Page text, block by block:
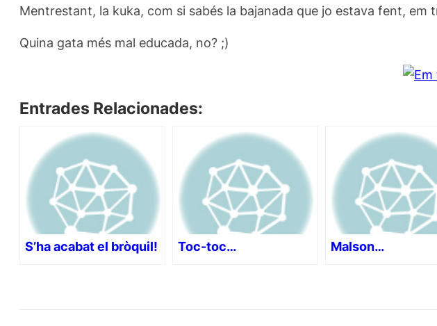
Mentrestant, la kuka, com si sabés la bajanada que jo estava fent, em
Quina gata més mal educada, no? ;)
Entrades Relacionades:
S’ha acabat el bròquil! Toc-toc… Malson…